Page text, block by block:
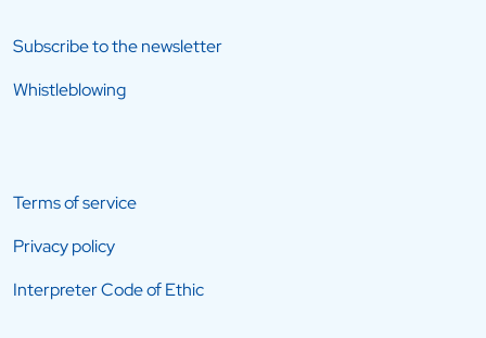
Subscribe to the newsletter
Whistleblowing
Terms of service
Privacy policy
Interpreter Code of Ethic